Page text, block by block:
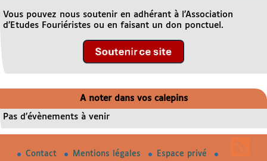
Vous pouvez nous soutenir en adhérant à l’Association
d’Etudes Fouriéristes ou en faisant un don ponctuel.
A noter dans vos calepins
Pas d’évènements à venir
Contact Mentions légales Espace privé